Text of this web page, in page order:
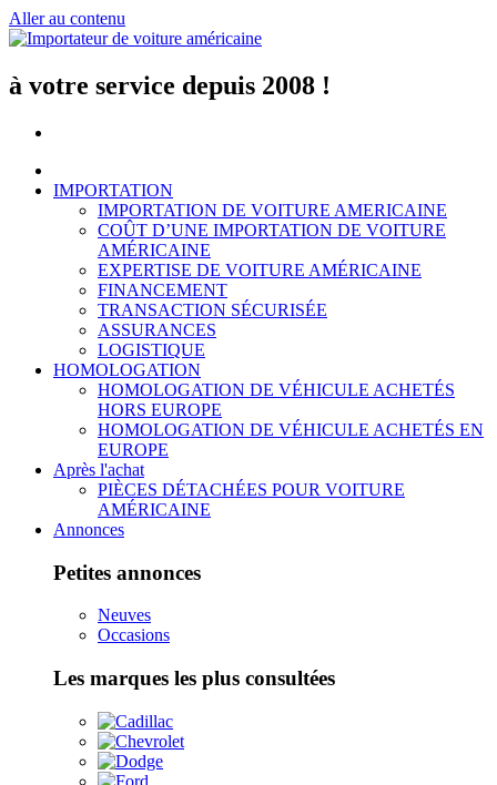
Aller au contenu
à votre service depuis 2008 !
IMPORTATION
IMPORTATION DE VOITURE AMERICAINE
COÛT D’UNE IMPORTATION DE VOITURE
AMÉRICAINE
EXPERTISE DE VOITURE AMÉRICAINE
FINANCEMENT
TRANSACTION SÉCURISÉE
ASSURANCES
LOGISTIQUE
HOMOLOGATION
HOMOLOGATION DE VÉHICULE ACHETÉS
HORS EUROPE
HOMOLOGATION DE VÉHICULE ACHETÉS EN
EUROPE
Après l'achat
PIÈCES DÉTACHÉES POUR VOITURE
AMÉRICAINE
Annonces
Petites annonces
Neuves
Occasions
Les marques les plus consultées